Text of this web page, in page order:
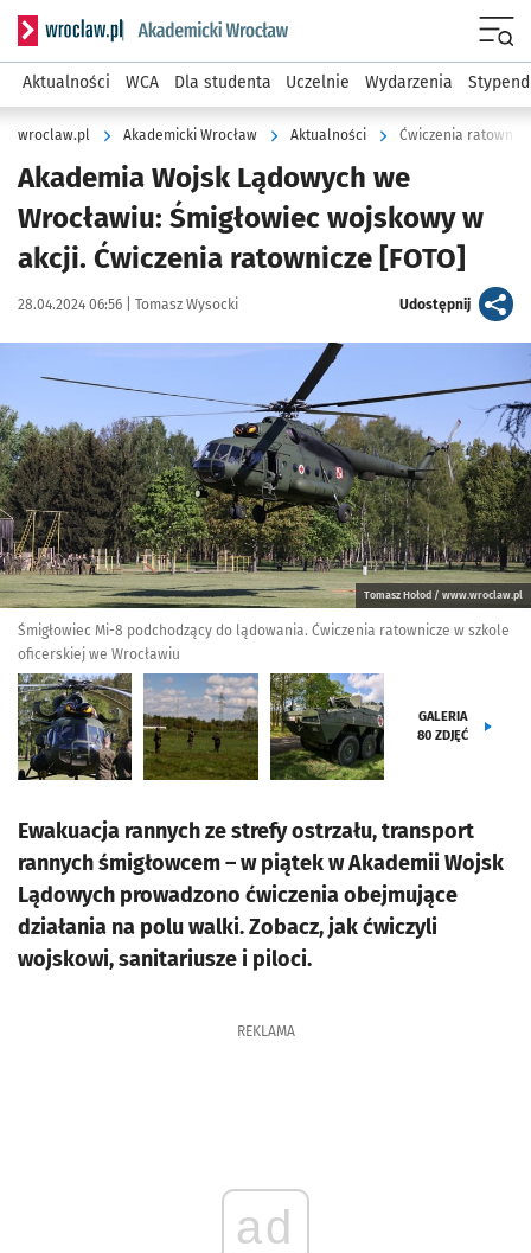
Serwis informacyjny wroclaw.pl podserwis: Akademicki
Aktualności WCA Dla studenta Uczelnie Wydarzenia
wroclaw.pl Akademicki Wrocław Aktualności Ćwiczenia
Akademia Wojsk Lądowych we
Wrocławiu: Śmigłowiec wojskowy w
akcji. Ćwiczenia ratownicze [FOTO]
Data publikacji:
28.04.2024 06:56 | Autor:
Tomasz Wysocki Udostępnijartykuł
Tomasz Hołod / www.wroclaw.pl
Śmigłowiec Mi-8 podchodzący do lądowania. Ćwiczenia ratownicze w szkole
oficerskiej we Wrocławiu
GALERIA
80 ZDJĘĆ
Ewakuacja rannych ze strefy ostrzału, transport
rannych śmigłowcem – w piątek w Akademii Wojsk
Lądowych prowadzono ćwiczenia obejmujące
działania na polu walki. Zobacz, jak ćwiczyli
wojskowi, sanitariusze i piloci.
REKLAMA
ad